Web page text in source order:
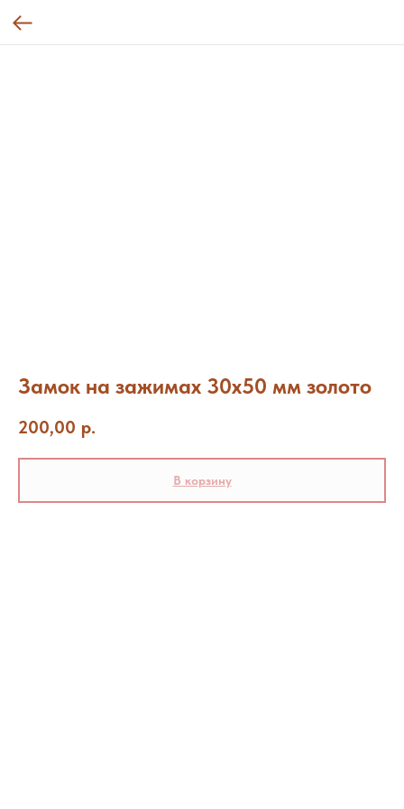
Замок на зажимах 30х50 мм золото
200,00 р.
В корзину